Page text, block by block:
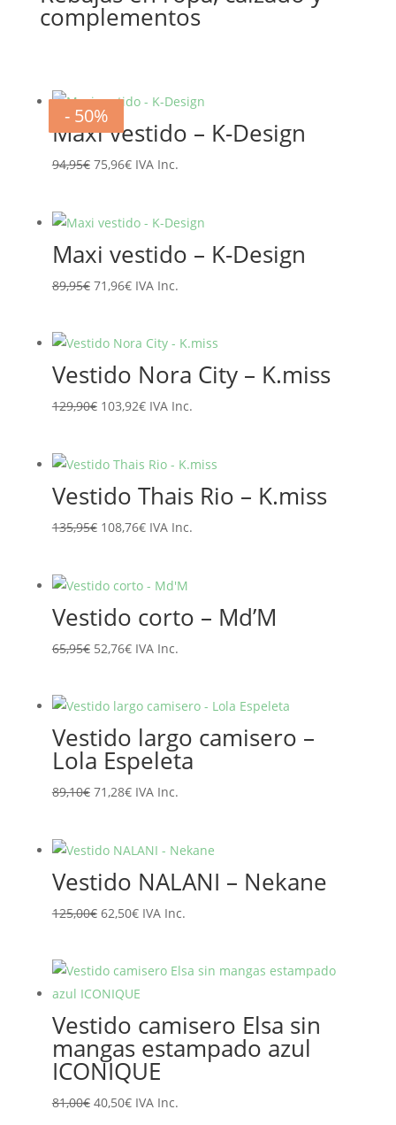
complementos
- 20%
Maxi vestido – K-Design
94,95€ El
era:
94,95€.
75,96€El
es:
75,96€.
IVA Inc.
- 20%
Maxi vestido – K-Design
89,95€ El
era:
89,95€.
71,96€El
es:
71,96€.
IVA Inc.
- 20%
Vestido Nora City – K.miss
129,90€ El
era:
129,90€.
103,92€El
es:
103,92€.
IVA Inc.
- 20%
Vestido Thais Rio – K.miss
135,95€ El
era:
135,95€.
108,76€El
es:
108,76€.
IVA Inc.
- 20%
Vestido corto – Md’M
65,95€ El
era:
65,95€.
52,76€El
es:
52,76€.
IVA Inc.
- 20%
Vestido largo camisero –
Lola Espeleta
89,10€ El
era:
89,10€.
71,28€El
es:
71,28€.
IVA Inc.
- 50%
Vestido NALANI – Nekane
125,00€ El
era:
125,00€.
62,50€El
es:
62,50€.
IVA Inc.
- 50%
Vestido camisero Elsa sin
mangas estampado azul
ICONIQUE
81,00€ El
40,50€ElIVA Inc.